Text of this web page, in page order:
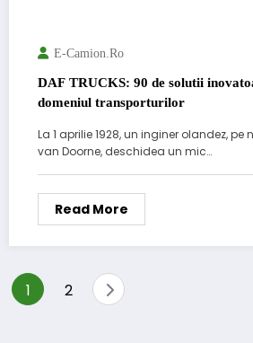
E-Camion.ro
DAF TRUCKS: 90 de solutii
domeniul transporturilor
La 1 aprilie 1928, un inginer olandez, pe
van Doorne, deschidea un mic…
Read More
Posts
1 2